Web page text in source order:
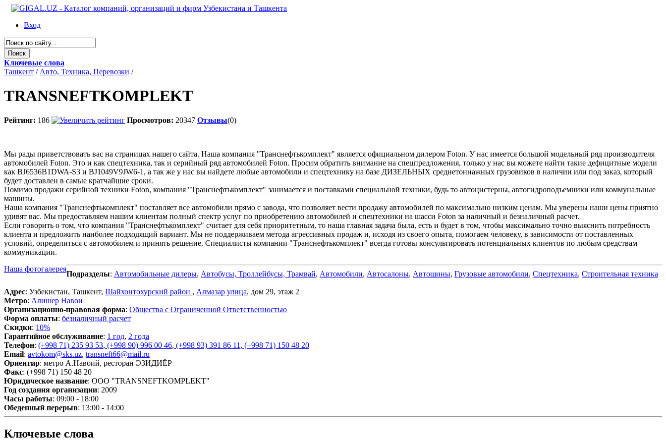
Вход
Ключевые слова
Ташкент / Авто, Техника, Перевозки /
TRANSNEFTKOMPLEKT
Рейтинг: 186 Просмотров: 20347 Отзывы(0)
Мы рады приветствовать вас на страницах нашего сайта. Наша компания "Транснефтькомплект" является официальном дилером Foton. У нас имеется большой модельный ряд производителя
автомобилей Foton. Это и как спецтехника, так и серийный ряд автомобилей Foton. Просим обратить внимание на спецпредложения, только у нас вы можете найти такие дефицитные модели
как BJ6536B1DWA-S3 и BJ1049V9JW6-1, а так же у нас вы найдете любые автомобили и спецтехнику на базе ДИЗЕЛЬНЫХ среднетоннажных грузовиков в наличии или под заказ, который
будет доставлен в самые кратчайшие сроки.
Помимо продажи серийной техники Foton, компания "Транснефтькомплект" занимается и поставками специальной техники, будь то автоцистерны, автогидроподъемники или коммунальные
машины.
Наша компания "Транснефтькомплект" поставляет все автомобили прямо с завода, что позволяет вести продажу автомобилей по максимально низким ценам. Мы уверены наши цены приятно
удивят вас. Мы предоставляем нашим клиентам полный спектр услуг по приобретению автомобилей и спецтехники на шасси Foton за наличный и безналичный расчет.
Если говорить о том, что компания "Транснефтькомплект" считает для себя приоритетным, то наша главная задача была, есть и будет в том, чтобы максимально точно выяснить потребность
клиента и предложить наиболее подходящий вариант. Мы не поддерживаем метода агрессивных продаж и, исходя из своего опыта, помогаем человеку, в зависимости от поставленных
условий, определиться с автомобилем и принять решение. Специалисты компании "Транснефтькомплект" всегда готовы консультировать потенциальных клиентов по любым средствам
коммуникации.
Наша фотогалерея
Подразделы: Автомобильные дилеры, Автобусы, Троллейбусы, Трамвай, Автомобили, Автосалоны, Автошины, Грузовые автомобили, Спецтехника, Строительная техника
Адрес: Узбекистан, Ташкент, Шайхонтохурский район , Алмазар улица, дом 29, этаж 2
Метро: Алишер Навои
Организационно-правовая форма: Общества с Ограниченной Ответственностью
Форма оплаты: безналичный расчет
Скидки: 10%
Гарантийное обслуживание: 1 год, 2 года
Телефон: (+998 71) 235 93 53, (+998 90) 996 00 46, (+998 93) 391 86 11 , (+998 71) 150 48 20
Email: avtokom@sks.uz, transneft66@mail.ru
Ориентир: метро А.Навоий, ресторан ЭЗИДИЁР
Факс: (+998 71) 150 48 20
Юридическое название: OOO "TRANSNEFTKOMPLEKT"
Год создания организации: 2009
Часы работы: 09:00 - 18:00
Обеденный перерыв: 13:00 - 14:00
Ключевые слова